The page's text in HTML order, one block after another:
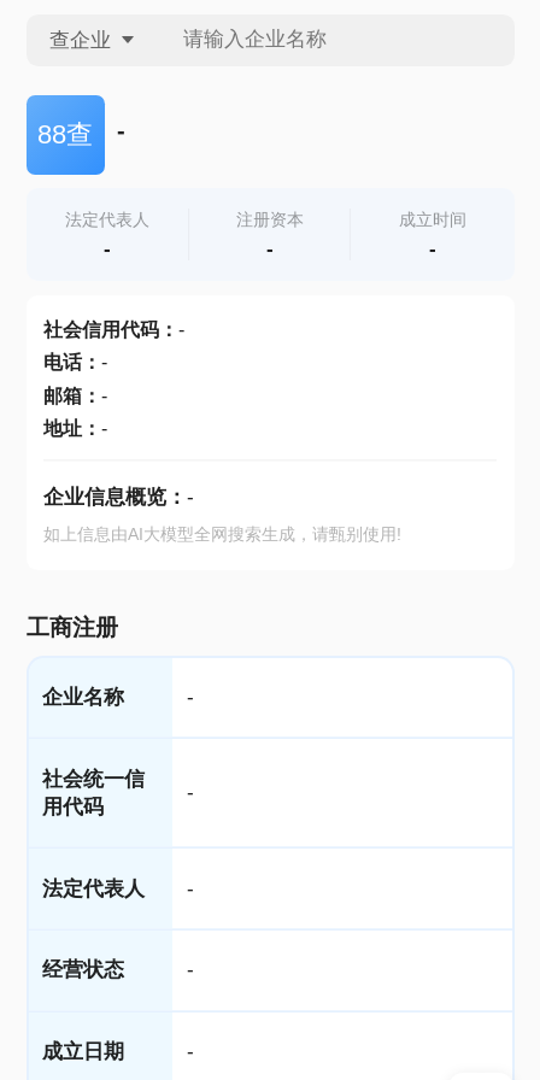
查企业
查企业
查产地
88查 -
法定代表人
-
注册资本
-
成立时间
-
社会信用代码： -
电话： -
邮箱： -
地址： -
企业信息概览： -
如上信息由AI大模型全网搜索生成，请甄别使用!
工商注册
企业名称 -
社会统一信
用代码
-
法定代表人 -
经营状态 -
成立日期 -